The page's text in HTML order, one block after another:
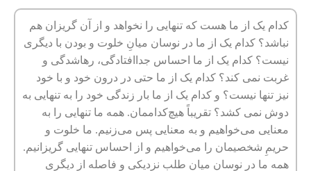
کدام یک از ما هست که تنهایی را نخواهد و از آن گریزان هم
نباشد؟ کدام یک از ما در نوسان میانِ خلوت و بودن با دیگری
نیست؟ کدام یک از ما احساس جداافتادگی، رهاشدگی و
غربت نمی کند؟ کدام یک از ما حتی در درون خود و با خود
نیز تنها نیست؟ و کدام یک از ما بار زندگی خود را به تنهایی به
دوش نمی کشد؟ تقریباً هیچ‌کداممان. همه ما تنهایی را به
معنایی می‌خواهیم و به معنایی پس می‌زنیم. ما خلوت و
حریمِ شخصیمان را می‌خواهیم و از احساس تنهایی گریزانیم.
همه ما در نوسان میانِ طلب نزدیکی و فاصله از دیگری